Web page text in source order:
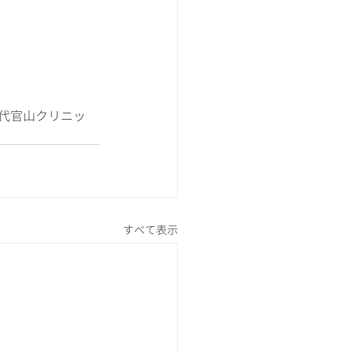
ッ
すべて表示